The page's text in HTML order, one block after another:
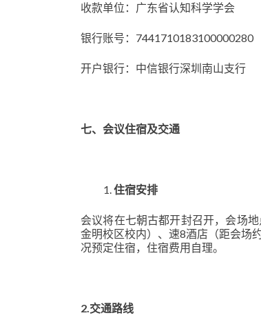
收款单位：广东省认知科学学会
银行账号：7441710183100000280
开户银行：中信银行深圳南山支行
七、会议住宿及交通
住宿安排
会议将在七朝古都开封召开，会场
金明校区校内）、速8酒店（距会场
况预定住宿，住宿费用自理。
2.交通路线